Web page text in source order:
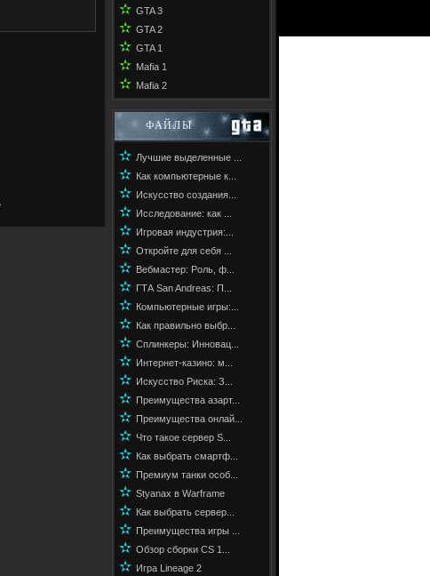
✫ GTA 3
✫ GTA 2
✫ GTA 1
✫ Mafia 1
✫ Mafia 2
ФАЙЛЫ
✫ Лучшие выделенные ...
✫ Как компьютерные к...
✫ Искусство создания...
✫ Исследование: как ...
✫ Игровая индустрия:...
✫ Откройте для себя ...
✫ Вебмастер: Роль, ф...
✫ ГТА San Andreas: П...
✫ Компьютерные игры:...
✫ Как правильно выбр...
✫ Сплинкеры: Инновац...
✫ Интернет-казино: м...
✫ Искусство Риска: З...
✫ Преимущества азарт...
✫ Преимущества онлай...
✫ Что такое сервер S...
✫ Как выбрать смартф...
✫ Премиум танки особ...
✫ Styanax в Warframe
✫ Как выбрать сервер...
✫ Преимущества игры ...
✫ Обзор сборки CS 1...
✫ Игра Lineage 2